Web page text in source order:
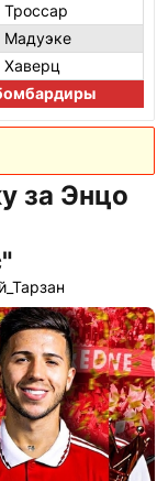
Троссар
Мадуэке
Хаверц
за Энцо